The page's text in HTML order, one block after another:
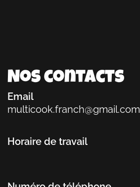
Nos contacts
Email
multicook.franch@gmail.com
Horaire de travail